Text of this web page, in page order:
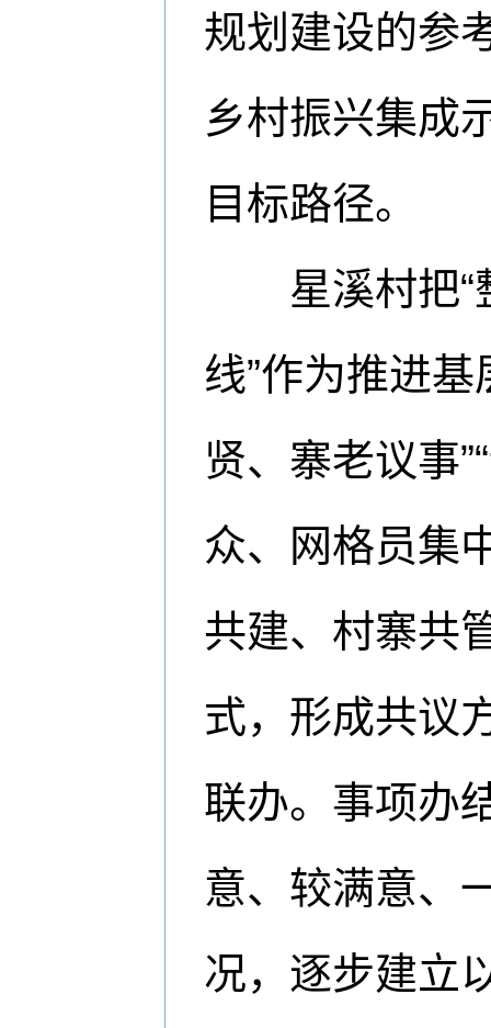
规划建设的参
乡村振兴集成
目标路径。
星溪村把“
线”作为推进基
贤、寨老议事
众、网格员集
共建、村寨共
式，形成共议
联办。事项办
意、较满意、
况，逐步建立